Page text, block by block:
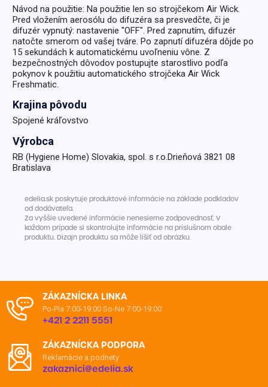
Návod na použitie: Na použitie len so strojčekom Air Wick.
Pred vložením aerosólu do difuzéra sa presvedčte, či je
difuzér vypnutý: nastavenie "OFF". Pred zapnutím, difuzér
natočte smerom od vašej tváre. Po zapnutí difuzéra dôjde po
15 sekundách k automatickému uvoľneniu vône. Z
bezpečnostných dôvodov postupujte starostlivo podľa
pokynov k použitiu automatického strojčeka Air Wick
Freshmatic.
Krajina pôvodu
Spojené kráľovstvo
Výrobca
RB (Hygiene Home) Slovakia, spol. s r.o.Drieňová 3821 08
Bratislava
edelia.sk poskytuje produktové informácie na základe podkladov
od dodávateľa.
Za vyššie uvedené informácie nenesieme zodpovednosť. V
každom prípade si skontrolujte informácie na príslušnom obale
produktu. Dizajn produktu sa môže líšiť od obrázku.
ZÁKAZNÍCKA LINKA
Po-Pia 7:00-19:00 So-Ne 7:00-19:00
+421 2 2211 5551
ZÁKAZNÍCKA PODPORA
Reklamácie a podnety
zakaznici@edelia.sk